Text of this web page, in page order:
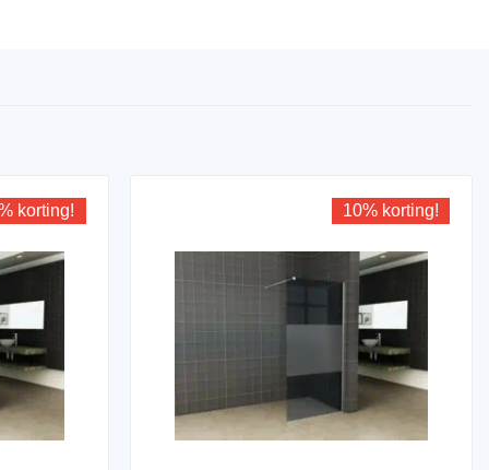
korting! 10% korting!